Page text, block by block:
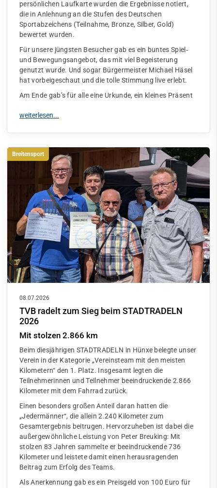
persönlichen Laufkarte wurden die Ergebnisse notiert,
die in Anlehnung an die Stufen des Deutschen
Sportabzeichens (Teilnahme, Bronze, Silber, Gold)
bewertet wurden.
Für unsere jüngsten Besucher gab es ein buntes Spiel‑
und Bewegungsangebot, das mit viel Begeisterung
genutzt wurde. Und sogar Bürgermeister Michael Häsel
hat vorbeigeschaut und die tolle Stimmung live erlebt.
Am Ende gab’s für alle eine Urkunde, ein kleines Präsent
Breitensport
08.07.2026
TVB radelt zum Sieg beim STADTRADELN
2026
Mit stolzen 2.866 km
Beim diesjährigen STADTRADELN in Hünxe belegte unser
Verein in der Kategorie „Vereinsteam mit den meisten
Kilometern“ den 1. Platz. Insgesamt legten die
Teilnehmerinnen und Teilnehmer beeindruckende 2.866
Kilometer mit dem Fahrrad zurück.
Einen besonders großen Anteil daran hatten die
„Jedermänner“, die allein 2.240 Kilometer zum
Gesamtergebnis beitrugen. Hervorzuheben ist dabei die
außergewöhnliche Leistung von Peter Breuking: Mit
stolzen 83 Jahren sammelte er beeindruckende 736
Kilometer und leistete damit einen herausragenden
Beitrag zum Erfolg des Teams.
Als Anerkennung gab es ein Preisgeld von 100 Euro für